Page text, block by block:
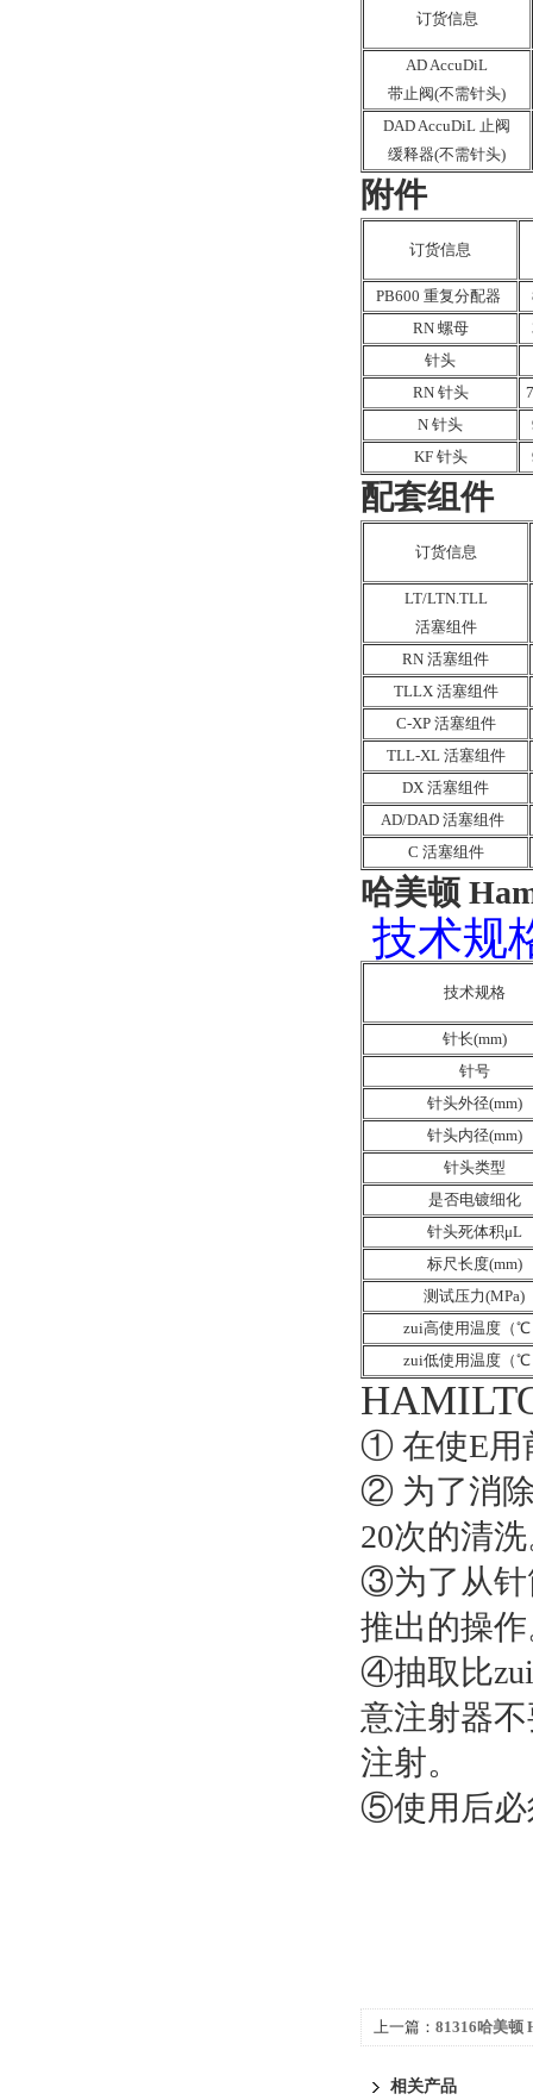
订货信息
AD AccuDiL
带止阀(不需针头)
DAD AccuDiL 止阀
缓释器(不需针头)
附件
订货信息
PB600 重复分配器
RN 螺母
针头
RN 针头
N 针头
KF 针头
配套组件
订货信息
LT/LTN.TLL
活塞组件
RN 活塞组件
TLLX 活塞组件
C-XP 活塞组件
TLL-XL 活塞组件
DX 活塞组件
AD/DAD 活塞组件
C 活塞组件
哈美顿
技术规
技术规格
针长(mm)
针号
针头外径(mm)
针头内径(mm)
针头类型
是否电镀细化
针头死体积μL
标尺长度(mm)
测试压力(MPa)
zui高使用温度（℃
zui低使用温度（℃
① 在使E用
② 为了消
20次的清
③为了从针
推出的操
④抽取比
意注射器
注射。
⑤使用后必
上一篇： 81316哈美顿
相关产品